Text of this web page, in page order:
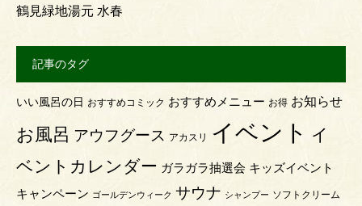
鶴見緑地湯元 水春
記事のタグ
いい風呂の日 おすすめコミック おすすめメニュー お得 お知らせ
お風呂 アウフグース アカスリ イベント
イ
ベントカレンダー ガラガラ抽選会 キッズイベント
キャンペーン ゴールデンウィーク サウナ シャンプー ソフトクリーム